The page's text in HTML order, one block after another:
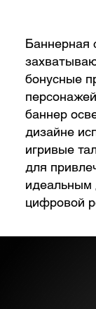
Баннерная
бонусные
баннер
дизайне
игривые
для
идеальным
цифровой